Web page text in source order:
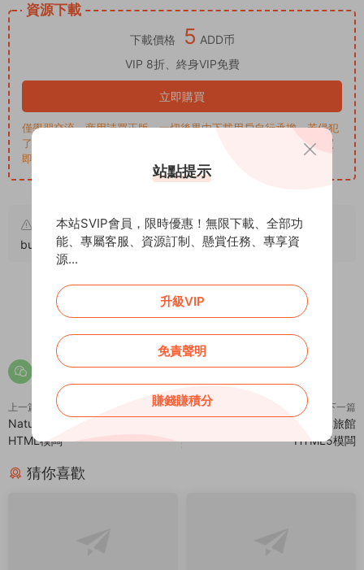
資源下載
下載價格 5 ADD币
VIP 8折、終身VIP免費
立即購買
僅學習交流，商用請買正版，一切後果由下載用戶自行承擔。若侵犯
了您的權益，請來信通知Email: support@addprofans.com。購買
即默認同意
原文鏈接：https://addprofans.com/zebu-multipurpose-
business-landing-page/，轉載請注明出處。
0 0
上一篇
Naturix – 有機水果蔬菜商店
HTML模闆
下一篇
Hills – 獨特響應式酒店汽車旅館
HTML5模闆
猜你喜歡
站點提示
本站SVIP會員，限時優惠！無限下載、全部功
能、專屬客服、資源訂制、懸賞任務、專享資
源...
升級VIP
免責聲明
賺錢賺積分